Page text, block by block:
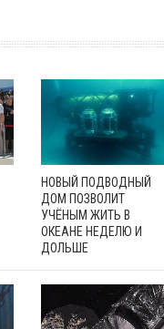
НОВЫЙ ПОДВОДНЫЙ
ДОМ ПОЗВОЛИТ
УЧЁНЫМ ЖИТЬ В
ОКЕАНЕ НЕДЕЛЮ И
ДОЛЬШЕ